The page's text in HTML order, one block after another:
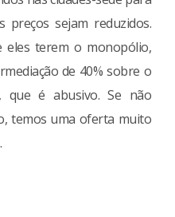
sejam reduzidos.
eles terem o monopólio,
de 40% sobre o
que é abusivo. Se não
temos uma oferta muito